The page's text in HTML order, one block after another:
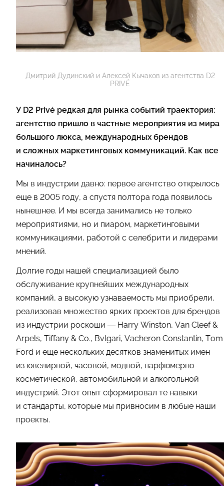
Дмитрий Дудинский и Алексей Кычаков из агентства D2
PRIVÉ
У D2 Privé редкая для рынка событий траектория:
агентство пришло в частные мероприятия из мира
большого люкса, международных брендов
и сложных маркетинговых коммуникаций. Как все
начиналось?
Мы в индустрии давно: первое агентство открылось
еще в 2005 году, а спустя полтора года появилось
нынешнее. И мы всегда занимались не только
мероприятиями, но и пиаром, маркетинговыми
коммуникациями, работой с селебрити и лидерами
мнений.
Долгие годы нашей специализацией было
обслуживание крупнейших международных
компаний, а высокую узнаваемость мы приобрели,
реализовав множество ярких проектов для брендов
из индустрии роскоши — Harry Winston, Van Cleef &
Arpels, Tiffany & Co., Bvlgari, Vacheron Constantin, Tom
Ford и еще нескольких десятков знаменитых имен
из ювелирной, часовой, модной, парфюмерно-
косметической, автомобильной и алкогольной
индустрий. Этот опыт сформировал те навыки
и стандарты, которые мы привносим в любые наши
проекты.